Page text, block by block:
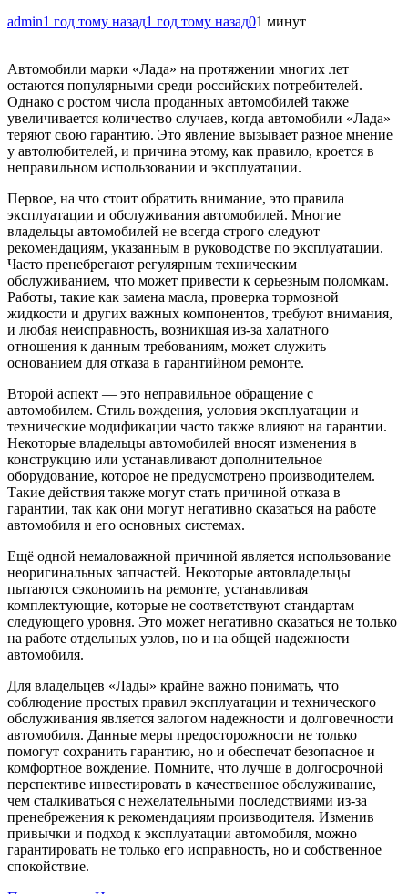
admin1 год тому назад1 год тому назад01 минут
Автомобили марки «Лада» на протяжении многих лет
остаются популярными среди российских потребителей.
Однако с ростом числа проданных автомобилей также
увеличивается количество случаев, когда автомобили «Лада»
теряют свою гарантию. Это явление вызывает разное мнение
у автолюбителей, и причина этому, как правило, кроется в
неправильном использовании и эксплуатации.
Первое, на что стоит обратить внимание, это правила
эксплуатации и обслуживания автомобилей. Многие
владельцы автомобилей не всегда строго следуют
рекомендациям, указанным в руководстве по эксплуатации.
Часто пренебрегают регулярным техническим
обслуживанием, что может привести к серьезным поломкам.
Работы, такие как замена масла, проверка тормозной
жидкости и других важных компонентов, требуют внимания,
и любая неисправность, возникшая из-за халатного
отношения к данным требованиям, может служить
основанием для отказа в гарантийном ремонте.
Второй аспект — это неправильное обращение с
автомобилем. Стиль вождения, условия эксплуатации и
технические модификации часто также влияют на гарантии.
Некоторые владельцы автомобилей вносят изменения в
конструкцию или устанавливают дополнительное
оборудование, которое не предусмотрено производителем.
Такие действия также могут стать причиной отказа в
гарантии, так как они могут негативно сказаться на работе
автомобиля и его основных системах.
Ещё одной немаловажной причиной является использование
неоригинальных запчастей. Некоторые автовладельцы
пытаются сэкономить на ремонте, устанавливая
комплектующие, которые не соответствуют стандартам
следующего уровня. Это может негативно сказаться не только
на работе отдельных узлов, но и на общей надежности
автомобиля.
Для владельцев «Лады» крайне важно понимать, что
соблюдение простых правил эксплуатации и технического
обслуживания является залогом надежности и долговечности
автомобиля. Данные меры предосторожности не только
помогут сохранить гарантию, но и обеспечат безопасное и
комфортное вождение. Помните, что лучше в долгосрочной
перспективе инвестировать в качественное обслуживание,
чем сталкиваться с нежелательными последствиями из-за
пренебрежения к рекомендациям производителя. Изменив
привычки и подход к эксплуатации автомобиля, можно
гарантировать не только его исправность, но и собственное
спокойствие.